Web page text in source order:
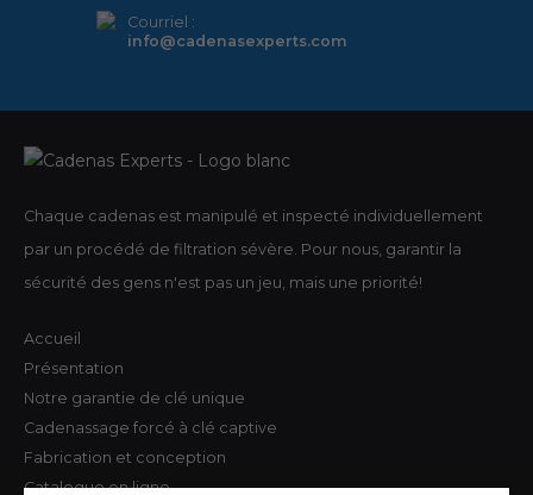
Courriel :
info@cadenasexperts.com
Chaque cadenas est manipulé et inspecté individuellement
par un procédé de filtration sévère. Pour nous, garantir la
sécurité des gens n'est pas un jeu, mais une priorité!
Accueil
Présentation
Notre garantie de clé unique
Cadenassage forcé à clé captive
Fabrication et conception
Catalogue en ligne